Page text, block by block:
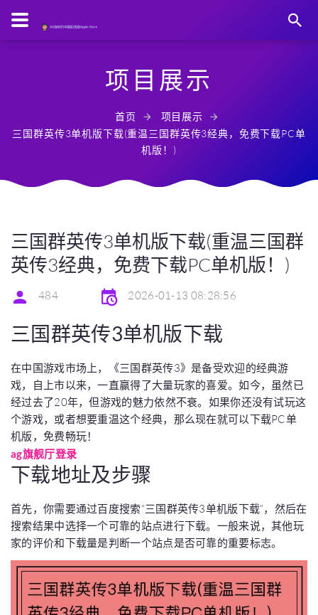
项目展示
首页
项目展示
三国群英传3单机版下载(重温三国群英传3经典，免费下载PC单
机版！)
三国群英传3单机版下载(重温三国群
英传3经典，免费下载PC单机版！)
484 2026-01-13 08:28:56
三国群英传3单机版下载
在中国游戏市场上，《三国群英传3》是备受欢迎的经典游
戏，自上市以来，一直赢得了大量玩家的喜爱。如今，虽然已
经过去了20年，但游戏的魅力依然不衰。如果你还没有试玩这
个游戏，或者想要重温这个经典，那么现在就可以下载PC单
机版，免费畅玩！
ag旗舰厅登录
下载地址及步骤
首先，你需要通过百度搜索“三国群英传3单机版下载”，然后在
搜索结果中选择一个可靠的站点进行下载。一般来说，其他玩
家的评价和下载量是判断一个站点是否可靠的重要标志。